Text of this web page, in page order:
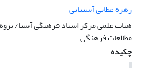
زهره عطایی آشتیانی
هیات علمی مرکز اسناد فرهنگی آسیا/
مطالعات فرهنگی
چکیده